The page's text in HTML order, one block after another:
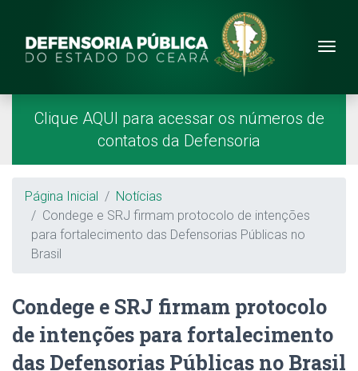
Site da Defensoria
Menu Principal
Página Inicial
Clique AQUI para acessar os números de
contatos da Defensoria
Breadcrumb
Página Inicial
Notícias
Condege e SRJ firmam protocolo de intenções
para fortalecimento das Defensorias Públicas no
Brasil
Condege e SRJ firmam protocolo
de intenções para fortalecimento
das Defensorias Públicas no Brasil